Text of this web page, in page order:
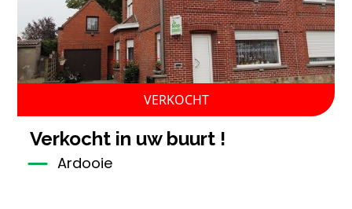
VERKOCHT
verkocht in uw buurt !
Ardooie